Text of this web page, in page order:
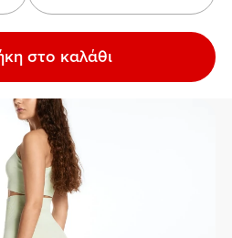
στο καλάθι